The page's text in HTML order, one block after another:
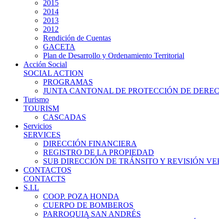
2015
2014
2013
2012
Rendición de Cuentas
GACETA
Plan de Desarrollo y Ordenamiento Territorial
Acción Social
SOCIAL ACTION
PROGRAMAS
JUNTA CANTONAL DE PROTECCIÓN DE
Turismo
TOURISM
CASCADAS
Servicios
SERVICES
DIRECCIÓN FINANCIERA
REGISTRO DE LA PROPIEDAD
SUB DIRECCIÓN DE TRÁNSITO Y REVISIÓN
CONTACTOS
CONTACTS
S.I.L
COOP. POZA HONDA
CUERPO DE BOMBEROS
PARROQUIA SAN ANDRÉS